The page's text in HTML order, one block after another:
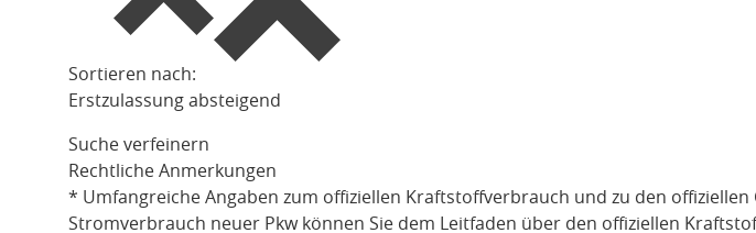
Sortieren nach:
Erstzulassung absteigend
Suche verfeinern
Rechtliche Anmerkungen
* Umfangreiche Angaben zum offiziellen Kraftstoffverbrauch und zu den offiziellen
Stromverbrauch neuer Pkw können Sie dem Leitfaden über den offiziellen